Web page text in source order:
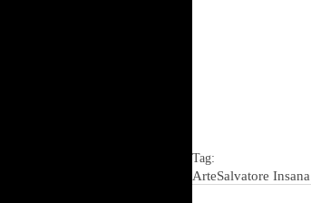
Tag:
ArteSalvatore Insana